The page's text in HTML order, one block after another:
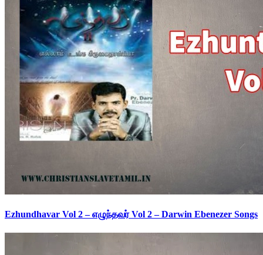
Ezhundhavar Vol 2 – எழுந்தவர் Vol 2 – Darwin Ebenezer Songs